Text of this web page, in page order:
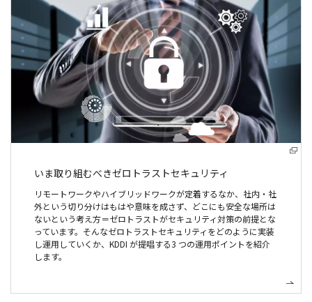
いま取り組むべきゼロトラストセキュリティ
リモートワークやハイブリッドワークが定着するなか、社内・社
外という切り分けはもはや意味を成さず、どこにも安全な場所は
ないという考え方＝ゼロトラストがセキュリティ対策の前提とな
っています。そんなゼロトラストセキュリティをどのように実装
し運用していくか、KDDI が提唱する3 つの運用ポイントを紹介
します。